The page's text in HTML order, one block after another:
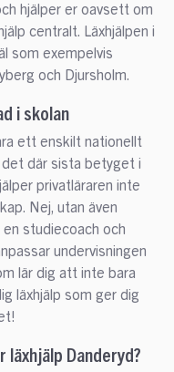
hjälper er oavsett om
centralt. Läxhjälpen i
som exempelvis
och Djursholm.
i skolan
ett enskilt nationellt
där sista betyget i
privatläraren inte
Nej, utan även
studiecoach och
undervisningen
lär dig att inte bara
läxhjälp som ger dig
Danderyd?